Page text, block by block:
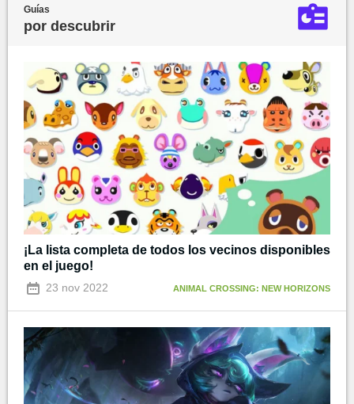
Guías
por descubrir
¡La lista completa de todos los vecinos disponibles
en el juego!
23 nov 2022 ANIMAL CROSSING: NEW HORIZONS